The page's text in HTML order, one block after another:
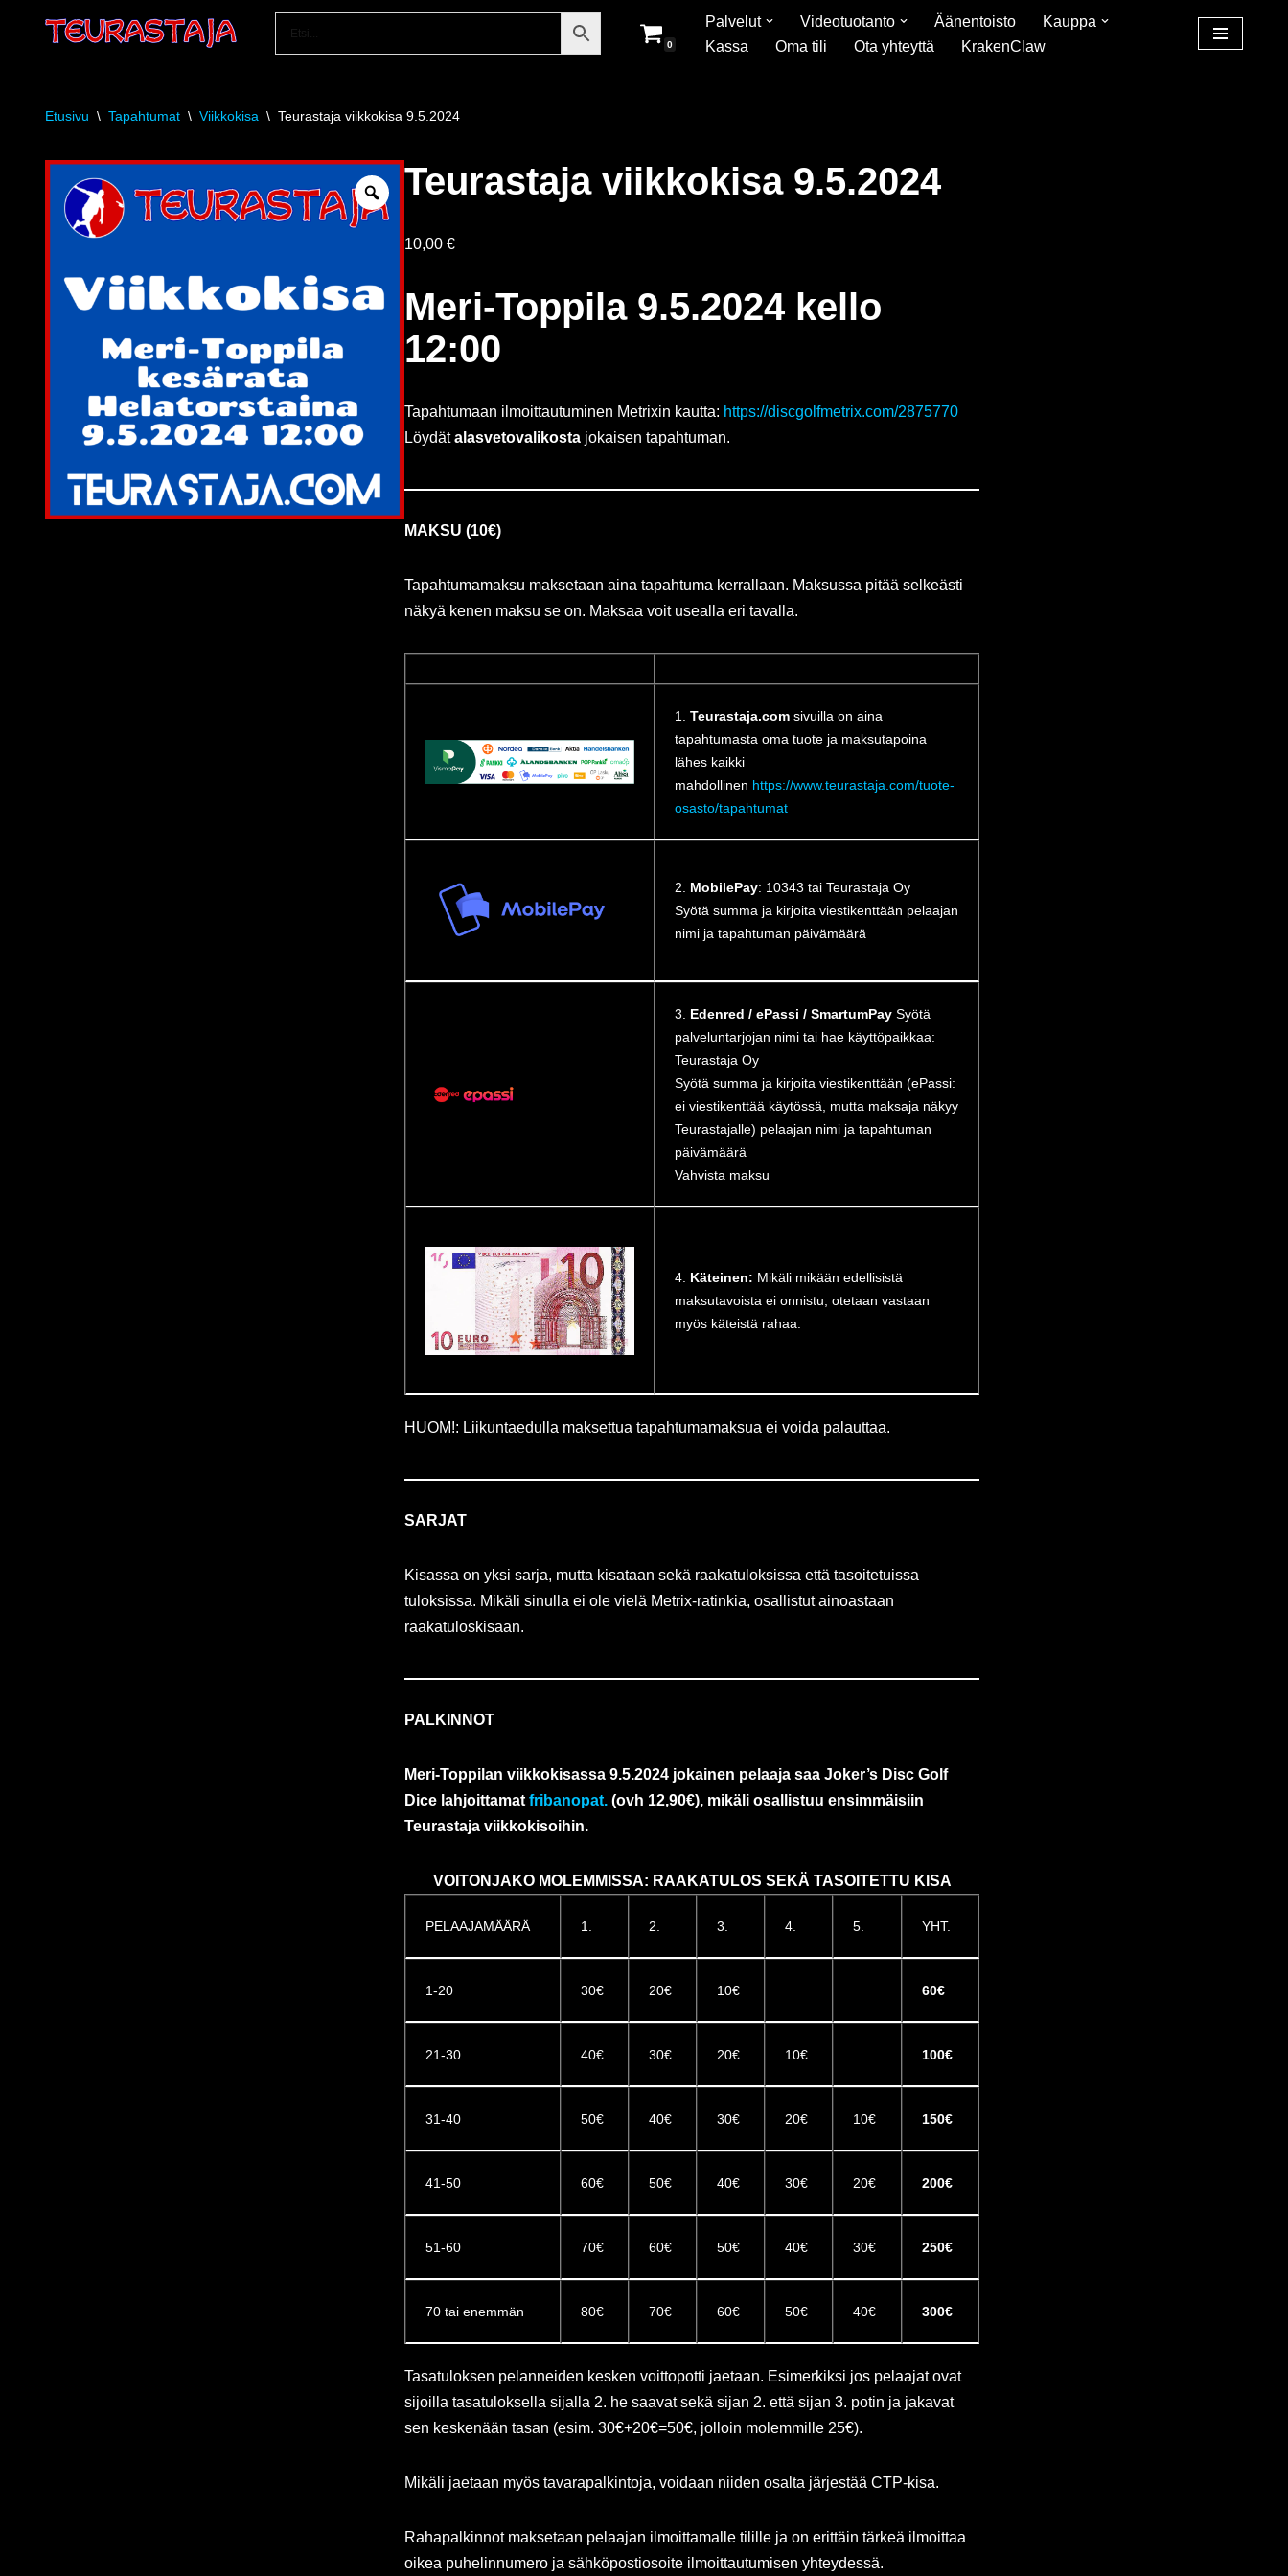
0
Palvelut Videotuotanto Äänentoisto
Kauppa
Kassa
Oma tili Ota yhteyttä KrakenClaw
Etusivu \ Tapahtumat \ Viikkokisa \ Teurastaja viikkokisa 9.5.2024
Teurastaja viikkokisa 9.5.2024
10,00 €
Meri-Toppila 9.5.2024 kello
12:00
Tapahtumaan ilmoittautuminen Metrixin kautta: https://discgolfmetrix.com/2875770
Löydätalasvetovalikosta jokaisen tapahtuman.
MAKSU (10€)
Tapahtumamaksu maksetaan aina tapahtuma kerrallaan. Maksussa pitää selkeästi
näkyä kenen maksu se on. Maksaa voit usealla eri tavalla.
1. Teurastaja.com sivuilla on aina
tapahtumasta oma tuote ja maksutapoina
lähes kaikki
mahdollinen https://www.teurastaja.com/tuote-
osasto/tapahtumat
2. MobilePay: 10343 tai Teurastaja Oy
Syötä summa ja kirjoita viestikenttään pelaajan
nimi ja tapahtuman päivämäärä
3. Edenred / ePassi / SmartumPay Syötä
palveluntarjojan nimi tai hae käyttöpaikkaa:
Teurastaja Oy
Syötä summa ja kirjoita viestikenttään (ePassi:
ei viestikenttää käytössä, mutta maksaja näkyy
Teurastajalle) pelaajan nimi ja tapahtuman
päivämäärä
Vahvista maksu
4. Käteinen: Mikäli mikään edellisistä
maksutavoista ei onnistu, otetaan vastaan
myös käteistä rahaa.
HUOM!: Liikuntaedulla maksettua tapahtumamaksua ei voida palauttaa.
SARJAT
Kisassa on yksi sarja, mutta kisataan sekä raakatuloksissa että tasoitetuissa
tuloksissa. Mikäli sinulla ei ole vielä Metrix-ratinkia, osallistut ainoastaan
raakatuloskisaan.
PALKINNOT
Meri-Toppilan viikkokisassa 9.5.2024 jokainen pelaaja saa Joker’s Disc Golf
Dice lahjoittamat fribanopat. (ovh 12,90€), mikäli osallistuu ensimmäisiin
Teurastaja viikkokisoihin.
VOITONJAKO MOLEMMISSA: RAAKATULOS SEKÄ TASOITETTU KISA
PELAAJAMÄÄRÄ 1. 2. 3. 4. 5. YHT.
1-20 30€ 20€ 10€ 60€
21-30 40€ 30€ 20€ 10€ 100€
31-40 50€ 40€ 30€ 20€ 10€ 150€
41-50 60€ 50€ 40€ 30€ 20€ 200€
51-60 70€ 60€ 50€ 40€ 30€ 250€
70 tai enemmän 80€ 70€ 60€ 50€ 40€ 300€
Tasatuloksen pelanneiden kesken voittopotti jaetaan. Esimerkiksi jos pelaajat ovat
sijoilla tasatuloksella sijalla 2. he saavat sekä sijan 2. että sijan 3. potin ja jakavat
sen keskenään tasan (esim. 30€+20€=50€, jolloin molemmille 25€).
Mikäli jaetaan myös tavarapalkintoja, voidaan niiden osalta järjestää CTP-kisa.
Rahapalkinnot maksetaan pelaajan ilmoittamalle tilille ja on erittäin tärkeä ilmoittaa
oikea puhelinnumero ja sähköpostiosoite ilmoittautumisen yhteydessä.